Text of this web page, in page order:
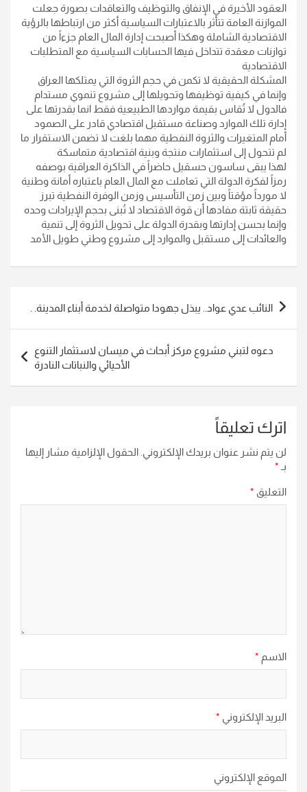
العقود الأخيرة في الإنفاق والتوظيف والتعاقدات بصورة جعلت
الموازنة العامة تتأثر بالاعتبارات السياسية أكثر من ارتباطها بالرؤية
الاقتصادية الشاملة وهكذا أصبحت إدارة المال العام جزءاً من
توازنات معقدة تتداخل فيها الحسابات السياسية مع المتطلبات
الاقتصادية
المشكلة الحقيقية لا تكمن في حجم الثروة التي يمتلكها العراق
وإنما في كيفية توظيفها وتحويلها إلى مشروع تنموي مستدام
فالدول لا تُقاس بقيمة مواردها الطبيعية فقط انما بقدرتها على
إدارة تلك الموارد وصناعة مستقبل اقتصادي قادر على الصمود
أمام المتغيرات والثروة النفطية مهما بلغت لا تضمن الاستقرار ما
لم تتحول إلى استثمارات منتجة وبنية اقتصادية متماسكة
لهذا يبقى ساسون حسقيل حاضراً في الذاكرة العراقية بوصفه
رمزاً لفكرة الدولة التي تعاملت مع المال العام باعتباره أمانة وطنية
لا مورداً مؤقتاً وبين زمن التأسيس وزمن الوفرة النفطية تبرز
حقيقة ثابتة مفادها أن قوة الاقتصاد لا تُبنى بحجم الإيرادات وحده
وإنما بحسن إدارتها وبقدرة الدولة على تحويل الثروة إلى تنمية
والعائدات إلى مستقبل والموارد إلى مشروع وطني طويل الأمد
تصفّح
المقالات
النائب عدي عواد.. يبذل جهودا متواصلة لخدمة أبناء المدينة. .
دعوه لتبني مشروع مركز أبحاث في ميسان لاستثمار التنوع
الأحيائي والنباتات النادرة
اترك تعليقاً
لن يتم نشر عنوان بريدك الإلكتروني. الحقول الإلزامية مشار إليها
بـ *
التعليق *
الاسم *
البريد الإلكتروني *
الموقع الإلكتروني